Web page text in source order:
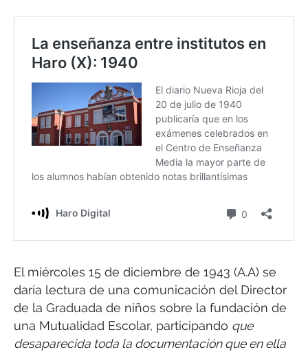
El miércoles 15 de diciembre de 1943 (A.A) se
daría lectura de una comunicación del Director
de la Graduada de niños sobre la fundación de
una Mutualidad Escolar, participando que
desaparecida toda la documentación que en ella